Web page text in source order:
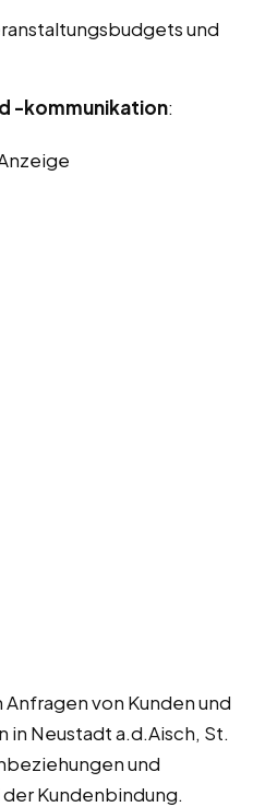
und
-kommunikation:
von Kunden und
Neustadt a.d.Aisch, St.
und
Kundenbindung.